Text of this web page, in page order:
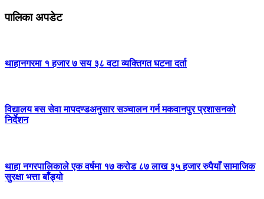
पालिका अपडेट
थाहानगरमा १ हजार ७ सय ३८ वटा व्यक्तिगत घटना दर्ता
विद्यालय बस सेवा मापदण्डअनुसार सञ्चालन गर्न मकवानपुर प्रशासनको
निर्देशन
थाहा नगरपालिकाले एक वर्षमा १७ करोड ८७ लाख ३५ हजार रुपैयाँ सामाजिक
सुरक्षा भत्ता बाँड्यो